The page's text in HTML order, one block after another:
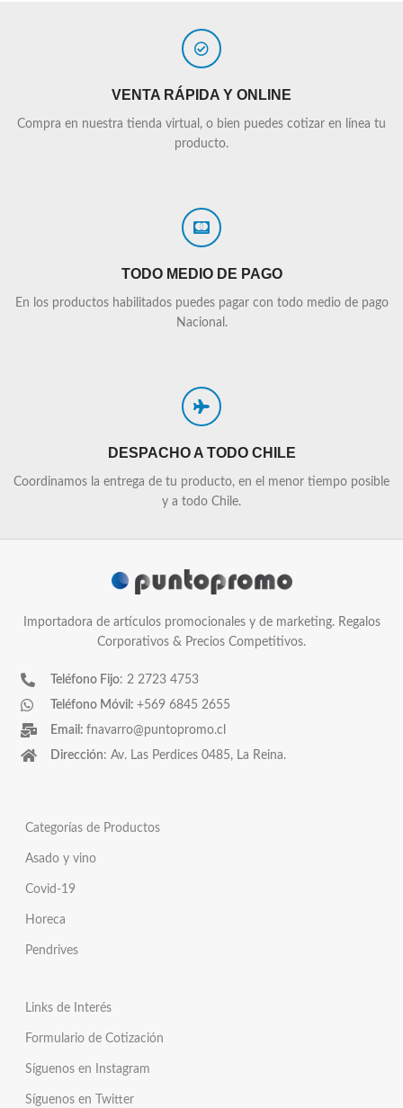
VENTA RÁPIDA Y ONLINE
Compra en nuestra tienda virtual, o bien puedes cotizar en línea tu
producto.
TODO MEDIO DE PAGO
En los productos habilitados puedes pagar con todo medio de pago
Nacional.
DESPACHO A TODO CHILE
Coordinamos la entrega de tu producto, en el menor tiempo posible
y a todo Chile.
Importadora de artículos promocionales y de marketing. Regalos
Corporativos & Precios Competitivos.
Teléfono Fijo: 2 2723 4753
Teléfono Móvil: +569 6845 2655
Email: fnavarro@puntopromo.cl
Dirección: Av. Las Perdices 0485, La Reina.
Categorías de Productos
Asado y vino
Covid-19
Horeca
Pendrives
Links de Interés
Formulario de Cotización
Síguenos en Instagram
Síguenos en Twitter